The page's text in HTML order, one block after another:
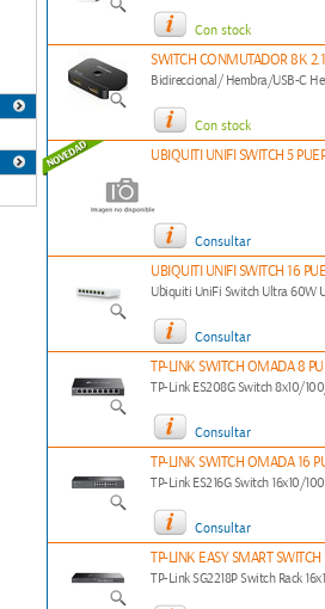
Con stock
SWITCH CONMUTADOR 8K
Bidireccional/ Hembra/USB-C
Con stock
UBIQUITI UNIFI SWITCH 5
Consultar
UBIQUITI UNIFI SWITCH 16
Ubiquiti UniFi Switch Ultra 60W
Consultar
TP-LINK SWITCH OMADA 8
TP-Link ES208G Switch 8x10/
Consultar
TP-LINK SWITCH OMADA 16
TP-Link ES216G Switch 16x10/
Consultar
TP-LINK EASY SMART
TP-Link SG2218P Switch Rack